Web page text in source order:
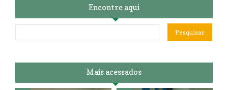
Encontre aqui
Mais acessados